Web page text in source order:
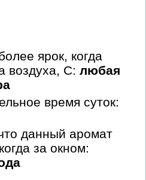
ярок, когда
воздуха, С: любая
время суток:
данный аромат
за окном: